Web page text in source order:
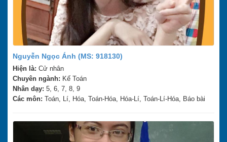
Nguyễn Ngọc Ánh (MS: 918130)
Hiện là: Cử nhân
Chuyên ngành: Kế Toán
Nhân dạy: 5, 6, 7, 8, 9
Các môn: Toán, Lí, Hóa, Toán-Hóa, Hóa-Lí, Toán-Lí-Hóa, Báo bài